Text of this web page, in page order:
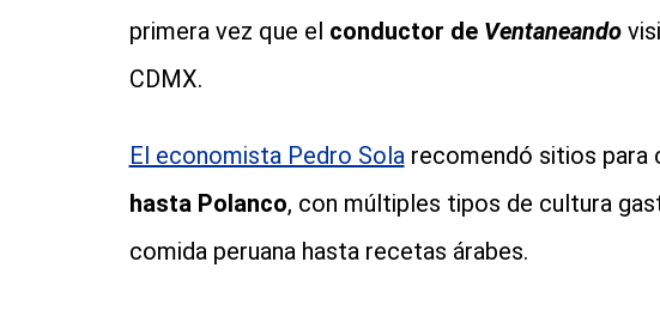
primera vez que el conductor de Ventaneando
CDMX.
El economista Pedro Solarecomendó sitios para
hasta Polanco, con múltiples tipos de cultura
comida peruana hasta recetas árabes.